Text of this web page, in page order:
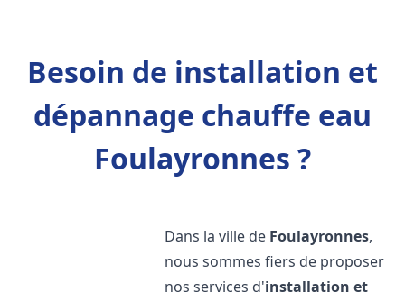
Besoin de installation et
dépannage chauffe eau
Foulayronnes ?
Dans la ville de Foulayronnes,
nous sommes fiers de proposer
nos services d'installation et